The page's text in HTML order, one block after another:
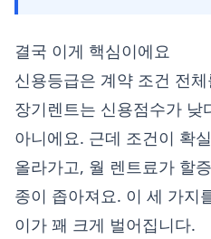
결국 이게 핵심이에요
신용등급은 계약 조건 전
장기렌트는 신용점수가 낮
아니에요. 근데 조건이 확
올라가고, 월 렌트료가 할
종이 좁아져요. 이 세 가지
이가 꽤 크게 벌어집니다.